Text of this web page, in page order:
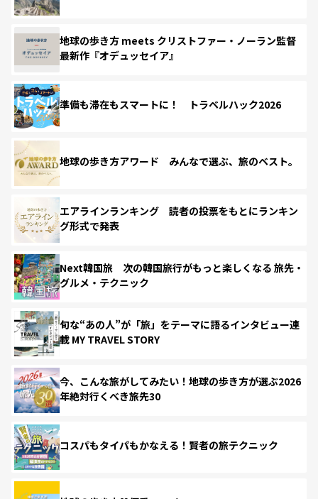
地球の歩き方 meets クリストファー・ノーラン監督
最新作『オデュッセイア』
準備も滞在もスマートに！ トラベルハック2026
地球の歩き方アワード みんなで選ぶ、旅のベスト。
エアラインランキング 読者の投票をもとにランキン
グ形式で発表
Next韓国旅 次の韓国旅行がもっと楽しくなる 旅先・
グルメ・テクニック
旬な“あの人”が「旅」をテーマに語るインタビュー連
載 MY TRAVEL STORY
今、こんな旅がしてみたい！地球の歩き方が選ぶ2026
年絶対行くべき旅先30
コスパもタイパもかなえる！賢者の旅テクニック